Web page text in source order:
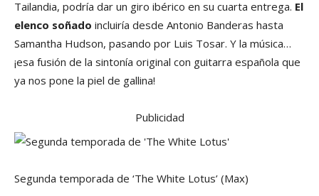
Tailandia, podría dar un giro ibérico en su cuarta entrega. El
elenco soñado incluiría desde Antonio Banderas hasta
Samantha Hudson, pasando por Luis Tosar. Y la música…
¡esa fusión de la sintonía original con guitarra española que
ya nos pone la piel de gallina!
Publicidad
Segunda temporada de ‘The White Lotus’ (Max)